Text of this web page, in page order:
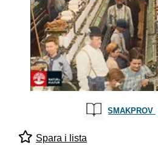
SMAKPROV
Spara i lista